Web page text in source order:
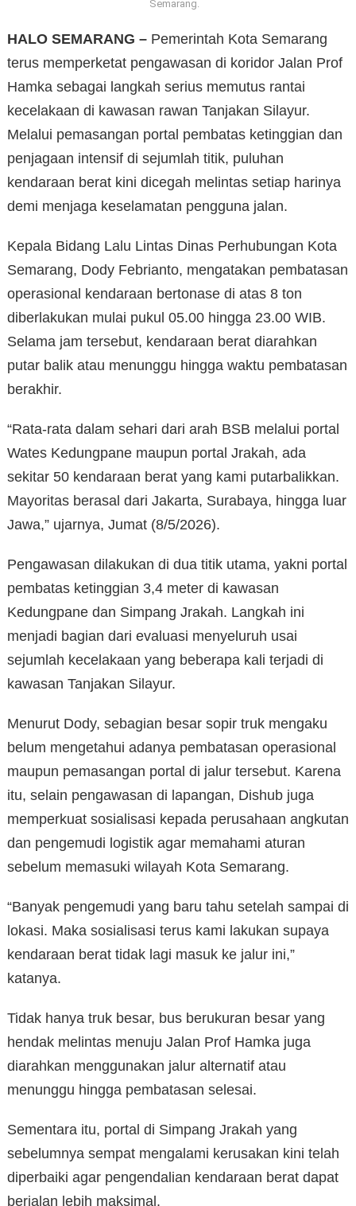
Semarang.
HALO SEMARANG – Pemerintah Kota Semarang
terus memperketat pengawasan di koridor Jalan Prof
Hamka sebagai langkah serius memutus rantai
kecelakaan di kawasan rawan Tanjakan Silayur.
Melalui pemasangan portal pembatas ketinggian dan
penjagaan intensif di sejumlah titik, puluhan
kendaraan berat kini dicegah melintas setiap harinya
demi menjaga keselamatan pengguna jalan.
Kepala Bidang Lalu Lintas Dinas Perhubungan Kota
Semarang, Dody Febrianto, mengatakan pembatasan
operasional kendaraan bertonase di atas 8 ton
diberlakukan mulai pukul 05.00 hingga 23.00 WIB.
Selama jam tersebut, kendaraan berat diarahkan
putar balik atau menunggu hingga waktu pembatasan
berakhir.
“Rata-rata dalam sehari dari arah BSB melalui portal
Wates Kedungpane maupun portal Jrakah, ada
sekitar 50 kendaraan berat yang kami putarbalikkan.
Mayoritas berasal dari Jakarta, Surabaya, hingga luar
Jawa,” ujarnya, Jumat (8/5/2026).
Pengawasan dilakukan di dua titik utama, yakni portal
pembatas ketinggian 3,4 meter di kawasan
Kedungpane dan Simpang Jrakah. Langkah ini
menjadi bagian dari evaluasi menyeluruh usai
sejumlah kecelakaan yang beberapa kali terjadi di
kawasan Tanjakan Silayur.
Menurut Dody, sebagian besar sopir truk mengaku
belum mengetahui adanya pembatasan operasional
maupun pemasangan portal di jalur tersebut. Karena
itu, selain pengawasan di lapangan, Dishub juga
memperkuat sosialisasi kepada perusahaan angkutan
dan pengemudi logistik agar memahami aturan
sebelum memasuki wilayah Kota Semarang.
“Banyak pengemudi yang baru tahu setelah sampai di
lokasi. Maka sosialisasi terus kami lakukan supaya
kendaraan berat tidak lagi masuk ke jalur ini,”
katanya.
Tidak hanya truk besar, bus berukuran besar yang
hendak melintas menuju Jalan Prof Hamka juga
diarahkan menggunakan jalur alternatif atau
menunggu hingga pembatasan selesai.
Sementara itu, portal di Simpang Jrakah yang
sebelumnya sempat mengalami kerusakan kini telah
diperbaiki agar pengendalian kendaraan berat dapat
berjalan lebih maksimal.